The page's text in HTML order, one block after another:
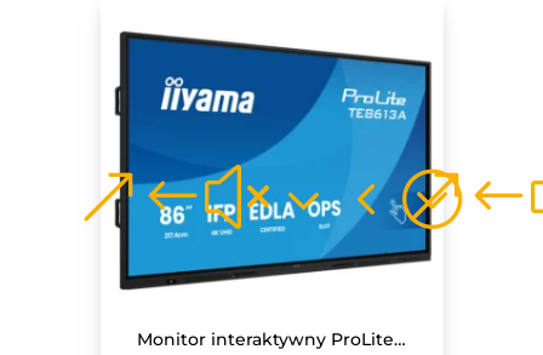
Monitor interaktywny ProLite TE8613A-B2AG